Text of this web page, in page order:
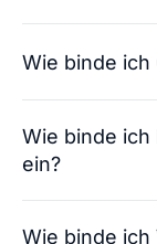
Wie binde
Wie binde ich
ein?
Wie binde ich